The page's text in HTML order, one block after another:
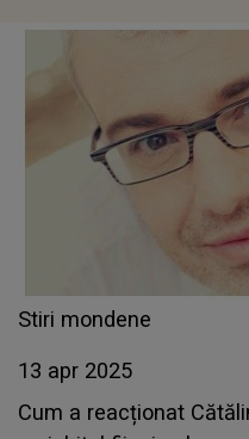
Stiri mondene
13 apr 2025
Cum a reacționat